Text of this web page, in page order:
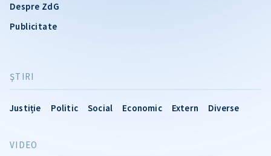
Despre ZdG
Publicitate
ŞTIRI
Justiție Politic Social Economic Extern Diverse
VIDEO